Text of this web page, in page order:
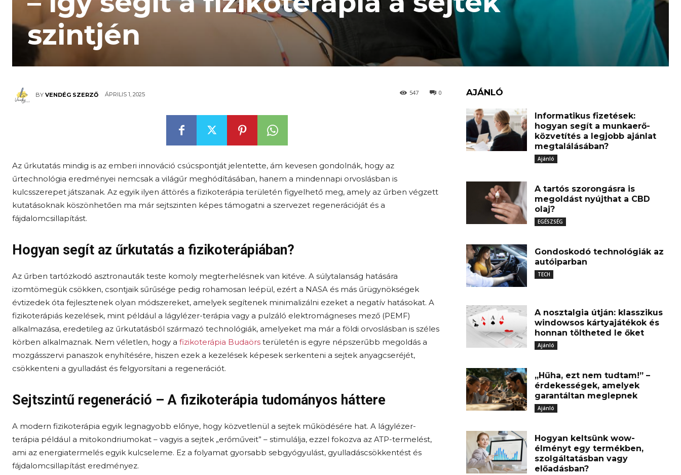
szintjén
BY VENDÉG SZERZŐ ÁPRILIS 1, 2025 0
547
Az űrkutatás mindig is az emberi innováció csúcspontját jelentette, ám kevesen gondolnák, hogy az
űrtechnológia eredményei nemcsak a világűr meghódításában, hanem a mindennapi orvoslásban is
kulcsszerepet játszanak. Az egyik ilyen áttörés a fizikoterápia területén figyelhető meg, amely az űrben végzett
kutatásoknak köszönhetően ma már sejtszinten képes támogatni a szervezet regenerációját és a
fájdalomcsillapítást.
Hogyan segít az űrkutatás a fizikoterápiában?
Az űrben tartózkodó asztronauták teste komoly megterhelésnek van kitéve. A súlytalanság hatására
izomtömegük csökken, csontjaik sűrűsége pedig rohamosan leépül, ezért a NASA és más űrügynökségek
évtizedek óta fejlesztenek olyan módszereket, amelyek segítenek minimalizálni ezeket a negatív hatásokat. A
fizikoterápiás kezelések, mint például a lágylézer-terápia vagy a pulzáló elektromágneses mező (PEMF)
alkalmazása, eredetileg az űrkutatásból származó technológiák, amelyeket ma már a földi orvoslásban is széles
körben alkalmaznak. Nem véletlen, hogy a fizikoterápia Budaörs területén is egyre népszerűbb megoldás a
mozgásszervi panaszok enyhítésére, hiszen ezek a kezelések képesek serkenteni a sejtek anyagcseréjét,
csökkenteni a gyulladást és felgyorsítani a regenerációt.
Sejtszintű regeneráció – A fizikoterápia tudományos háttere
A modern fizikoterápia egyik legnagyobb előnye, hogy közvetlenül a sejtek működésére hat. A lágylézer-
terápia például a mitokondriumokat – vagyis a sejtek „erőműveit” – stimulálja, ezzel fokozva az ATP-termelést,
ami az energiatermelés egyik kulcseleme. Ez a folyamat gyorsabb sebgyógyulást, gyulladáscsökkentést és
fájdalomcsillapítást eredményez.
AJÁNLÓ
Informatikus fizetések:
hogyan segít a munkaerő-
közvetítés a legjobb ajánlat
megtalálásában?
Ajánló
A tartós szorongásra is
megoldást nyújthat a CBD
olaj?
EGÉSZSÉG
Gondoskodó technológiák az
autóiparban
TECH
A nosztalgia útján: klasszikus
windowsos kártyajátékok és
honnan töltheted le őket
Ajánló
„Hűha, ezt nem tudtam!” –
érdekességek, amelyek
garantáltan meglepnek
Ajánló
Hogyan keltsünk wow-
élményt egy termékben,
szolgáltatásban vagy
előadásban?